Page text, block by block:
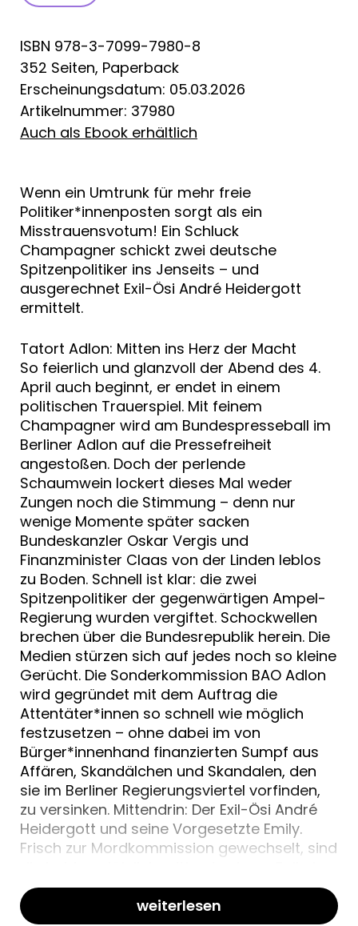
ISBN 978-3-7099-7980-8
352 Seiten, Paperback
Erscheinungsdatum: 05.03.2026
Artikelnummer: 37980
Auch als Ebook erhältlich
Wenn ein Umtrunk für mehr freie
Politiker*innenposten sorgt als ein
Misstrauensvotum! Ein Schluck
Champagner schickt zwei deutsche
Spitzenpolitiker ins Jenseits – und
ausgerechnet Exil-Ösi André Heidergott
ermittelt.
Tatort Adlon: Mitten ins Herz der Macht
So feierlich und glanzvoll der Abend des 4.
April auch beginnt, er endet in einem
politischen Trauerspiel. Mit feinem
Champagner wird am Bundespresseball im
Berliner Adlon auf die Pressefreiheit
angestoßen. Doch der perlende
Schaumwein lockert dieses Mal weder
Zungen noch die Stimmung – denn nur
wenige Momente später sacken
Bundeskanzler Oskar Vergis und
Finanzminister Claas von der Linden leblos
zu Boden. Schnell ist klar: die zwei
Spitzenpolitiker der gegenwärtigen Ampel-
Regierung wurden vergiftet. Schockwellen
brechen über die Bundesrepublik herein. Die
Medien stürzen sich auf jedes noch so kleine
Gerücht. Die Sonderkommission BAO Adlon
wird gegründet mit dem Auftrag die
Attentäter*innen so schnell wie möglich
festzusetzen – ohne dabei im von
Bürger*innenhand finanzierten Sumpf aus
Affären, Skandälchen und Skandalen, den
sie im Berliner Regierungsviertel vorfinden,
zu versinken. Mittendrin: Der Exil-Ösi André
Heidergott und seine Vorgesetzte Emily.
Frisch zur Mordkommission gewechselt, sind
die ampelgeplagte Republik bis ins Herz
erschüttert.
weiterlesen